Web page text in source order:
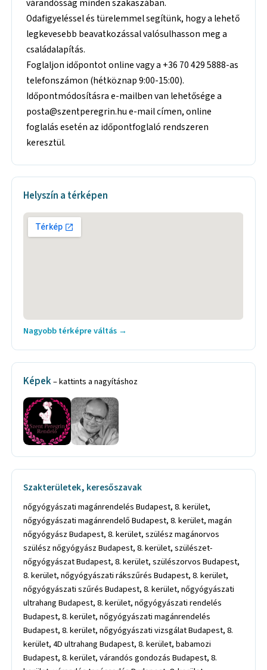
várandósság minden szakaszában.
Odafigyeléssel és türelemmel segítünk, hogy a lehető
legkevesebb beavatkozással valósulhasson meg a
családalapítás.
Foglaljon időpontot online vagy a +36 70 429 5888-as
telefonszámon (hétköznap 9:00-15:00).
Időpontmódosításra e-mailben van lehetősége a
posta@szentperegrin.hu e-mail címen, online
foglalás esetén az időpontfoglaló rendszeren
keresztül.
Helyszín a térképen
Nagyobb térképre váltás →
Képek– kattints a nagyításhoz
Szakterületek, keresőszavak
nőgyógyászati magánrendelés Budapest, 8. kerület,
nőgyógyászati magánrendelő Budapest, 8. kerület, magán
nőgyógyász Budapest, 8. kerület, szülész magánorvos
szülész nőgyógyász Budapest, 8. kerület, szülészet-
nőgyógyászat Budapest, 8. kerület, szülészorvos Budapest,
8. kerület, nőgyógyászati rákszűrés Budapest, 8. kerület,
nőgyógyászati szűrés Budapest, 8. kerület, nőgyógyászati
ultrahang Budapest, 8. kerület, nőgyógyászati rendelés
Budapest, 8. kerület, nőgyógyászati magánrendelés
Budapest, 8. kerület, nőgyógyászati vizsgálat Budapest, 8.
kerület, 4D ultrahang Budapest, 8. kerület, babamozi
Budapest, 8. kerület, várandós gondozás Budapest, 8.